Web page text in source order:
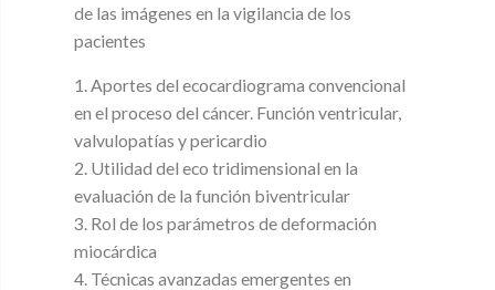
de las imágenes en la vigilancia de los
pacientes
1. Aportes del ecocardiograma convencional
en el proceso del cáncer. Función ventricular,
valvulopatías y pericardio
2. Utilidad del eco tridimensional en la
evaluación de la función biventricular
3. Rol de los parámetros de deformación
miocárdica
4. Técnicas avanzadas emergentes en